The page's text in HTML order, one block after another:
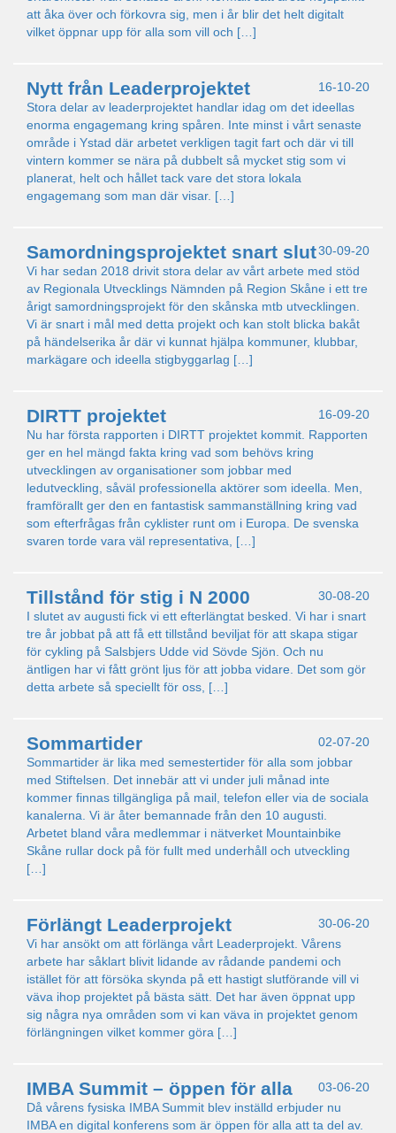
att åka över och förkovra sig, men i år blir det helt digitalt
vilket öppnar upp för alla som vill och […]
16-10-20
Nytt från Leaderprojektet
Stora delar av leaderprojektet handlar idag om det ideellas
enorma engagemang kring spåren. Inte minst i vårt senaste
område i Ystad där arbetet verkligen tagit fart och där vi till
vintern kommer se nära på dubbelt så mycket stig som vi
planerat, helt och hållet tack vare det stora lokala
engagemang som man där visar. […]
30-09-20
Samordningsprojektet snart slut
Vi har sedan 2018 drivit stora delar av vårt arbete med stöd
av Regionala Utvecklings Nämnden på Region Skåne i ett tre
årigt samordningsprojekt för den skånska mtb utvecklingen.
Vi är snart i mål med detta projekt och kan stolt blicka bakåt
på händelserika år där vi kunnat hjälpa kommuner, klubbar,
markägare och ideella stigbyggarlag […]
16-09-20
DIRTT projektet
Nu har första rapporten i DIRTT projektet kommit. Rapporten
ger en hel mängd fakta kring vad som behövs kring
utvecklingen av organisationer som jobbar med
ledutveckling, såväl professionella aktörer som ideella. Men,
framförallt ger den en fantastisk sammanställning kring vad
som efterfrågas från cyklister runt om i Europa. De svenska
svaren torde vara väl representativa, […]
30-08-20
Tillstånd för stig i N 2000
I slutet av augusti fick vi ett efterlängtat besked. Vi har i snart
tre år jobbat på att få ett tillstånd beviljat för att skapa stigar
för cykling på Salsbjers Udde vid Sövde Sjön. Och nu
äntligen har vi fått grönt ljus för att jobba vidare. Det som gör
detta arbete så speciellt för oss, […]
02-07-20
Sommartider
Sommartider är lika med semestertider för alla som jobbar
med Stiftelsen. Det innebär att vi under juli månad inte
kommer finnas tillgängliga på mail, telefon eller via de sociala
kanalerna. Vi är åter bemannade från den 10 augusti.
Arbetet bland våra medlemmar i nätverket Mountainbike
Skåne rullar dock på för fullt med underhåll och utveckling
[…]
30-06-20
Förlängt Leaderprojekt
Vi har ansökt om att förlänga vårt Leaderprojekt. Vårens
arbete har såklart blivit lidande av rådande pandemi och
istället för att försöka skynda på ett hastigt slutförande vill vi
väva ihop projektet på bästa sätt. Det har även öppnat upp
sig några nya områden som vi kan väva in projektet genom
förlängningen vilket kommer göra […]
03-06-20
IMBA Summit – öppen för alla
Då vårens fysiska IMBA Summit blev inställd erbjuder nu
IMBA en digital konferens som är öppen för alla att ta del av.